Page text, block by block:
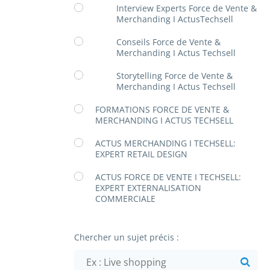
Interview Experts Force de Vente &
Merchanding I ActusTechsell
Conseils Force de Vente &
Merchanding I Actus Techsell
Storytelling Force de Vente &
Merchanding I Actus Techsell
FORMATIONS FORCE DE VENTE &
MERCHANDING I ACTUS TECHSELL
ACTUS MERCHANDING I TECHSELL:
EXPERT RETAIL DESIGN
ACTUS FORCE DE VENTE I TECHSELL:
EXPERT EXTERNALISATION
COMMERCIALE
Chercher un sujet précis :